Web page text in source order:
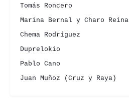
Tomás Roncero
Marina Bernal y Charo Reina
Chema Rodríguez
Duprelokio
Pablo Cano
Juan Muñoz (Cruz y Raya)